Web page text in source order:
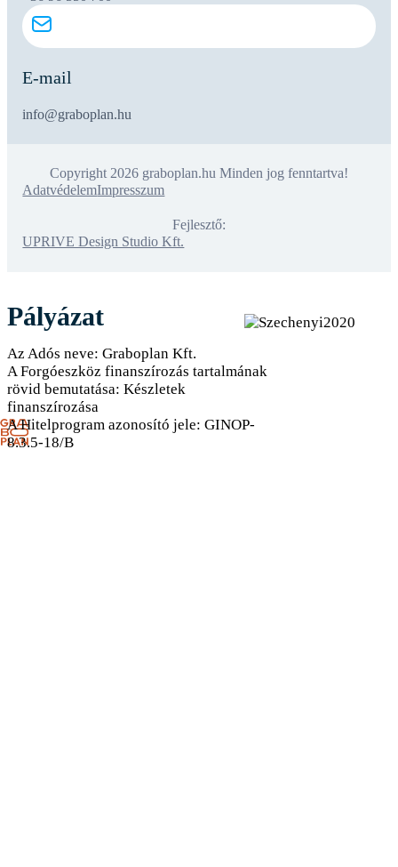
E-mail
info@graboplan.hu
Copyright 2026 graboplan.hu Minden jog fenntartva!
AdatvédelemImpresszum
Fejlesztő:
UPRIVE Design Studio Kft.
Pályázat
Az Adós neve: Graboplan Kft.
A Forgóeszköz finanszírozás tartalmának
rövid bemutatása: Készletek
finanszírozása
A Hitelprogram azonosító jele: GINOP-
8.3.5-18/B